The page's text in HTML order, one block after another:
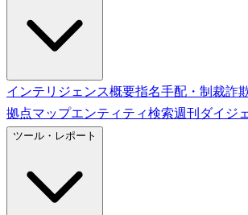
インテリジェンス概要指名手配・制裁詐
拠点マップエンティティ検索週刊ダイジ
ツール・レポート